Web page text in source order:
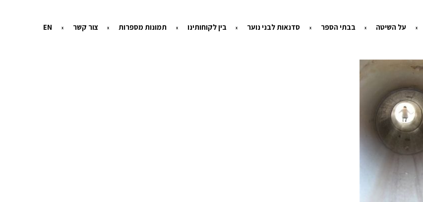
על השיטה בבתי הספר סדנאות לבני נוער בין לקוחותינו תמונות מספרות צור קשר EN